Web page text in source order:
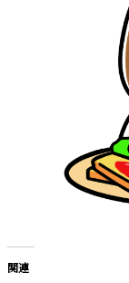
関連